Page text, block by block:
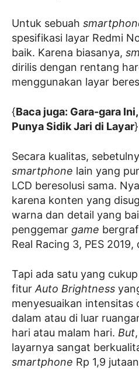
Untuk sebuah
spesifikasi layar Redmi
baik. Karena biasanya,
dirilis dengan rentang
menggunakan layar
{Baca juga: Gara-gara
Punya Sidik Jari di Layar}
Secara kualitas,
smartphone lain yang
LCD beresolusi sama.
karena konten yang
warna dan detail yang
penggemar game
Real Racing 3, PES 2019,
Tapi ada satu yang
fitur Auto Brightness
menyesuaikan intensitas
dalam atau di luar
hari atau malam hari. But
layarnya sangat
smartphone Rp 1,9